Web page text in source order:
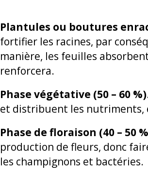
Plantules ou boutures
fortifier les racines, par
manière, les feuilles
renforcera.
Phase végétative (50 – 60 %)
et distribuent les nutriments,
Phase de floraison (40 – 50
production de fleurs, donc
les champignons et bactéries.